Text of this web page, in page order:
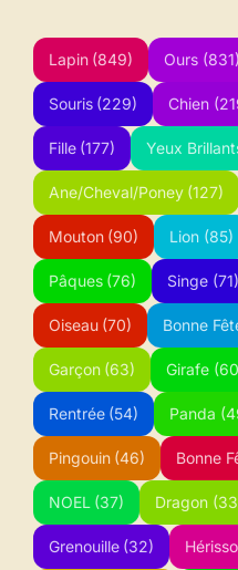
Lapin (849) Ours (831)
Souris (229) Chien
Fille (177) Yeux
Ane/Cheval/Poney (127)
Mouton (90) Lion (85)
Pâques (76) Singe (71)
Oiseau (70) Bonne
Garçon (63) Girafe
Rentrée (54) Panda
Pingouin (46) Bonne
NOEL (37) Dragon
Grenouille (32)